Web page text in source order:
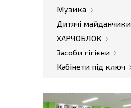
Музика
Дитячі майданчики
ХАРЧОБЛОК
Засоби гігієни
Кабінети під ключ